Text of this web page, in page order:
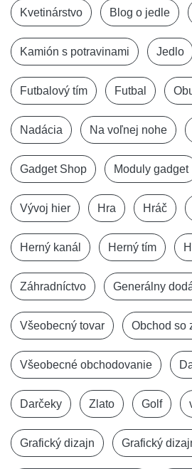
Kvetinárstvo Blog o jedle
Kamión s potravinami Jedlo
Futbalový tím Futbal
Nadácia Na voľnej nohe
Gadget Shop Moduly gadget
Vývoj hier Hra Hráč
Herný kanál Herný tím
Záhradníctvo Generálny
Všeobecný tovar Obchod so
Všeobecné obchodovanie
Darčeky Zlato Golf
Grafický dizajn Grafický